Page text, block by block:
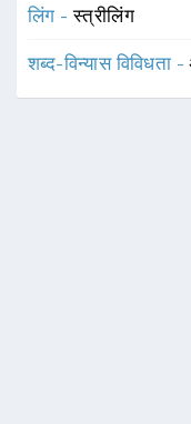
लिंग -स्त्रीलिंग
शब्द-विन्यास विविधता -